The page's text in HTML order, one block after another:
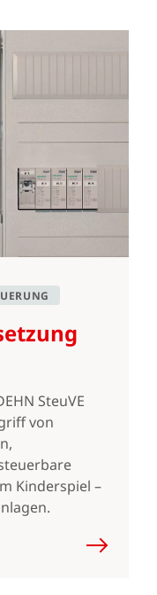
SteuVE
von
Kinderspiel –